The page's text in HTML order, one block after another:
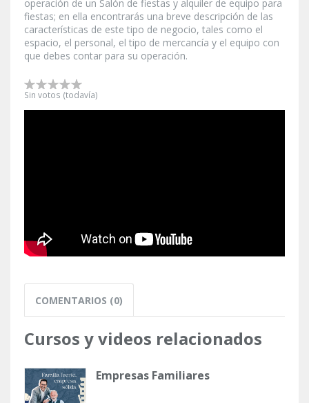
operación de un Salón de fiestas y alquiler de equipo para
fiestas; en ella encontrarás una breve descripción de las
características de este tipo de negocio, tales como el
espacio, el personal, el tipo de mercancía y el equipo con
que debes contar para su operación.
Sin votos (todavía)
COMENTARIOS (0)
Cursos y videos relacionados
Empresas Familiares